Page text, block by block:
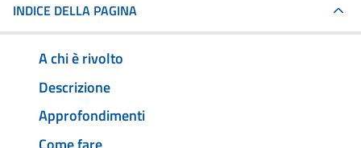
INDICE DELLA PAGINA
A chi è rivolto
Descrizione
Approfondimenti